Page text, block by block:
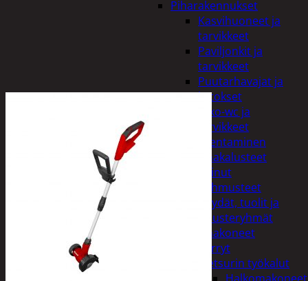
Piharakennukset
Kasvihuoneet ja
tarvikkeet
Paviljonkit ja
tarvikkeet
Puutarhavajat ja
katokset
Ulko-wc ja
tarvikkeet
Piharakentaminen
Puutarhakalusteet
Keinut
Pehmusteet
Pöydät, tuolit ja
kalusteryhmät
Puutarhakoneet
Kärryt
Metsurin työkalut